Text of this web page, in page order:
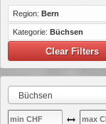
Region: Bern
Kategorie: Büchsen
Clear Filters
Büchsen